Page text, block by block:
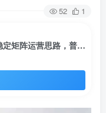
52 1
深耕拼多多虚拟类目多年，分享长久稳定矩阵运营思路，普通人实操日入1K+